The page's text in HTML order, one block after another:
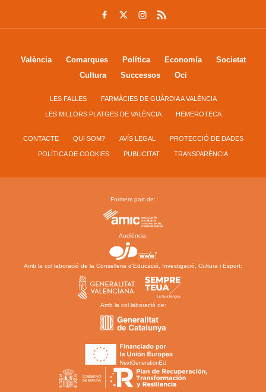
València Comarques Política Economía
Societat
Cultura
Successos Oci
LES FALLES FARMÀCIES DE GUÀRDIA A VALÈNCIA
LES MILLORS PLATGES DE VALÈNCIA HEMEROTECA
CONTACTE QUI SOM? AVÍS LEGAL PROTECCIÓ DE DADES
POLÍTICA DE COOKIES PUBLICITAT TRANSPARÈNCIA
Formem part de:
Audiència:
Amb la col·laboració de la Conselleria d’Educació, Investigació, Cultura i Esport:
Amb la col·laboració de: